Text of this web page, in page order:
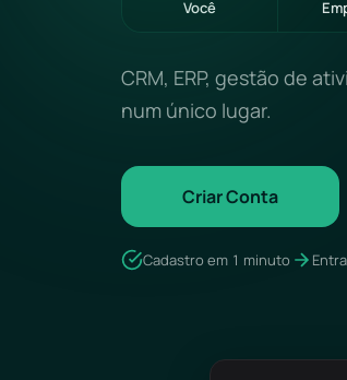
Você
CRM, ERP, gestão de
num único lugar.
Criar Conta
Cadastro em 1 minuto